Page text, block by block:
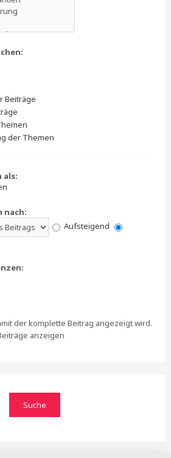
Beiträge
der Themen
als:
nach:
Aufsteigend
der komplette Beitrag angezeigt wird.
anzeigen